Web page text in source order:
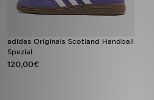
adidas Originals Scotland Handball
Spezial
120,00€
Geschenkgutschein
Studenten